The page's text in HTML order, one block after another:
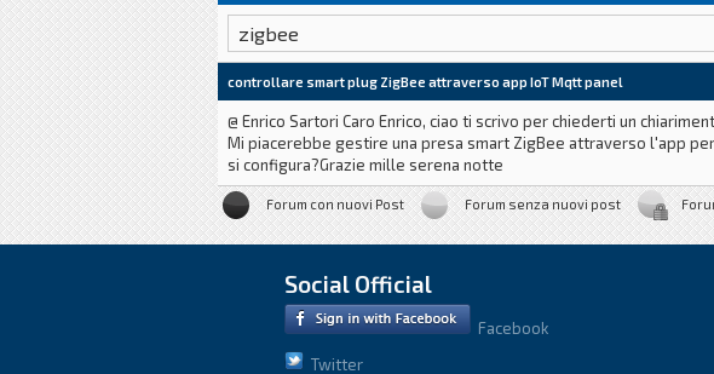
controllare smart plug ZigBee attraverso app IoT Mqtt panel
@ Enrico Sartori Caro Enrico, ciao ti scrivo per chiederti un
Mi piacerebbe gestire una presa smart ZigBee attraverso l'app
si configura?Grazie mille serena notte
Forum con nuovi Post Forum senza nuovi post
Social Official
Facebook
Twitter